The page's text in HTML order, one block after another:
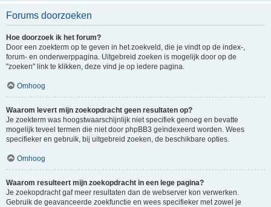
Forums doorzoeken
Hoe doorzoek ik het forum?
Door een zoekterm op te geven in het zoekveld, die je vindt op de index-,
forum- en onderwerppagina. Uitgebreid zoeken is mogelijk door op de
"zoeken" link te klikken, deze vind je op iedere pagina.
Omhoog
Waarom levert mijn zoekopdracht geen resultaten op?
Je zoekterm was hoogstwaarschijnlijk niet specifiek genoeg en bevatte
mogelijk teveel termen die niet door phpBB3 geïndexeerd worden. Wees
specifieker en gebruik, bij uitgebreid zoeken, de beschikbare opties.
Omhoog
Waarom resulteert mijn zoekopdracht in een lege pagina?
Je zoekopdracht gaf meer resultaten dan de webserver kon verwerken.
Gebruik de geavanceerde zoekfunctie en wees specifieker met zowel je